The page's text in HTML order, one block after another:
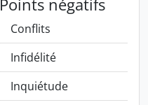
Points négatifs
Conflits
Infidélité
Inquiétude